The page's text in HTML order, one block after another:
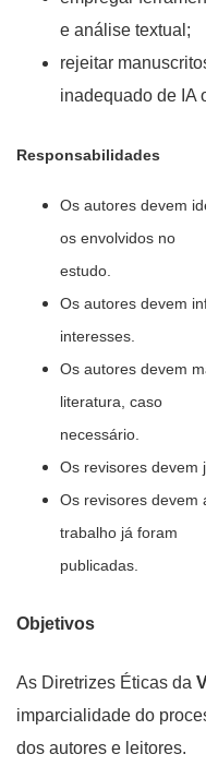
e análise textual;
rejeitar
inadequado de IA
Responsabilidades
Os autores devem
os envolvidos no
estudo.
Os autores devem
interesses.
Os autores devem
literatura, caso
necessário.
Os revisores devem
Os revisores devem
trabalho já foram
publicadas.
Objetivos
As Diretrizes Éticas da
imparcialidade do
dos autores e leitores.